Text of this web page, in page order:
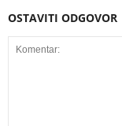
OSTAVITI ODGOVOR